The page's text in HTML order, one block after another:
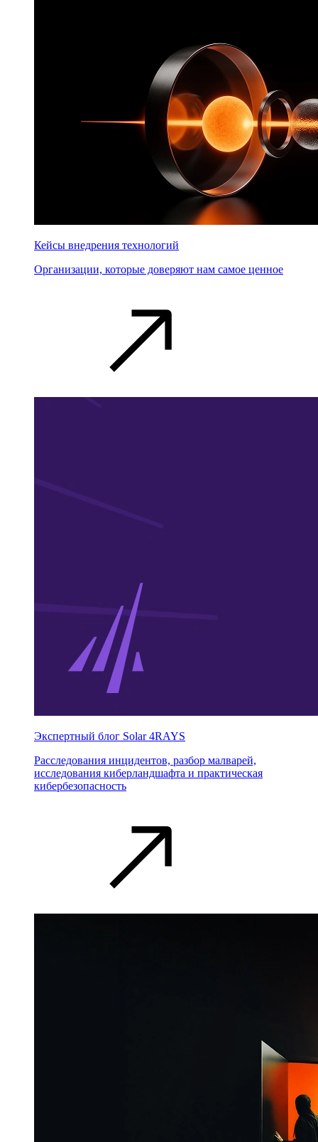
Кейсы внедрения технологий
Организации, которые доверяют нам самое ценное
Экспертный блог Solar 4RAYS
Расследования инцидентов, разбор малварей,
исследования киберландшафта и практическая
кибербезопасность